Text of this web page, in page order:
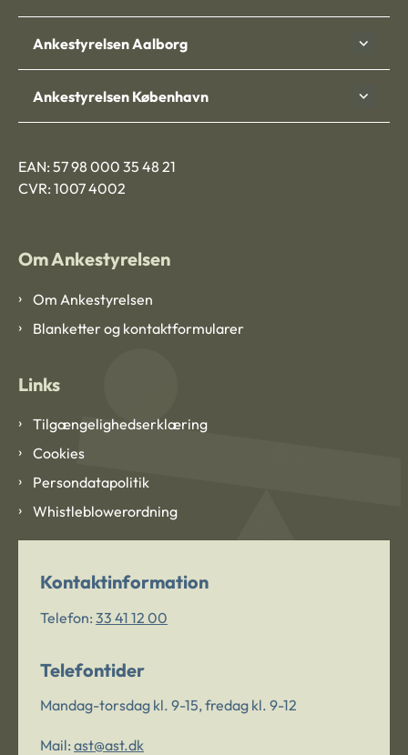
Ankestyrelsen Aalborg
Ankestyrelsen København
EAN: 57 98 000 35 48 21
CVR: 1007 4002
Om Ankestyrelsen
Om Ankestyrelsen
Blanketter og kontaktformularer
Links
Tilgængelighedserklæring
Cookies
Persondatapolitik
Whistleblowerordning
Kontaktinformation
Telefon: 33 41 12 00
Telefontider
Mandag-torsdag kl. 9-15, fredag kl. 9-12
Mail: ast@ast.dk